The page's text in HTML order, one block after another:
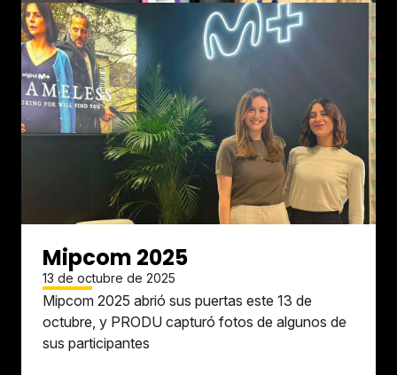
Mipcom 2025
13 de octubre de 2025
Mipcom 2025 abrió sus puertas este 13 de
octubre, y PRODU capturó fotos de algunos de
sus participantes